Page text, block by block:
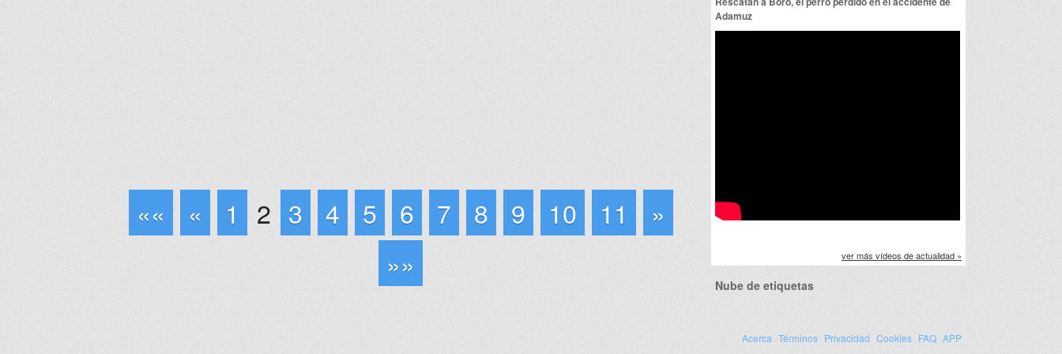
«« « 1 2 3 4 5 6 7 8 9 10 11
»
»»
Adamuz
ver más vídeos de actualidad »
Nube de etiquetas
Acerca Términos Privacidad Cookies FAQ APP